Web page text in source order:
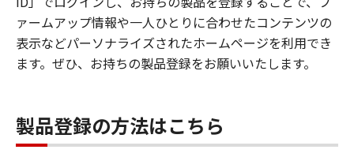
ァームアップ情報や一人ひとりに合わせたコンテンツの
表示などパーソナライズされたホームページを利用でき
ます。ぜひ、お持ちの製品登録をお願いいたします。
製品登録の方法はこちら